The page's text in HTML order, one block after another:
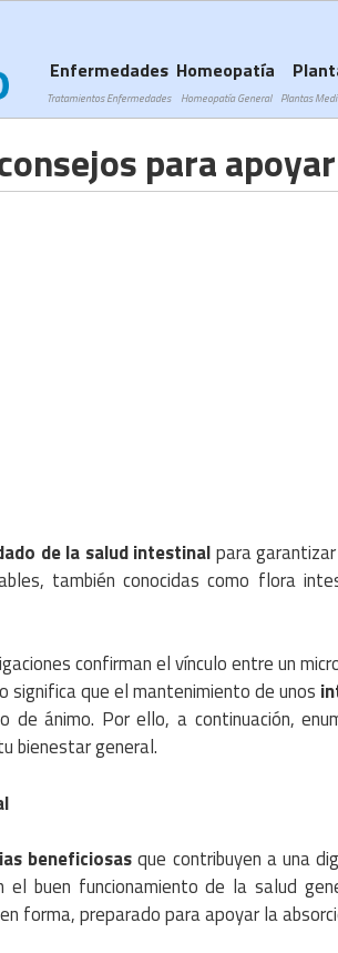
para
de la salud intestinalpara
también conocidas como flora
confirman el vínculo entre un
significa que el mantenimiento de unos
ánimo. Por ello, a continuación,
bienestar general.
beneficiosasque contribuyen a una
el buen funcionamiento de la salud
forma, preparado para apoyar la
Enfermedades
Tratamientos Enfermedades
Homeopatía
Homeopatía General Plantas